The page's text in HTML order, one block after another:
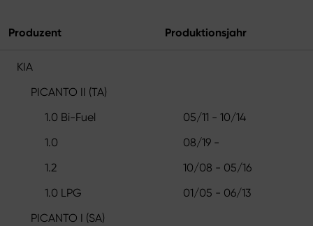
Produzent Produktionsjahr
KIA
PICANTO II (TA)
1.0 Bi-Fuel
05/11 - 10/14
1.0
08/19 -
1.2
10/08 - 05/16
1.0 LPG
01/05 - 06/13
PICANTO I (SA)